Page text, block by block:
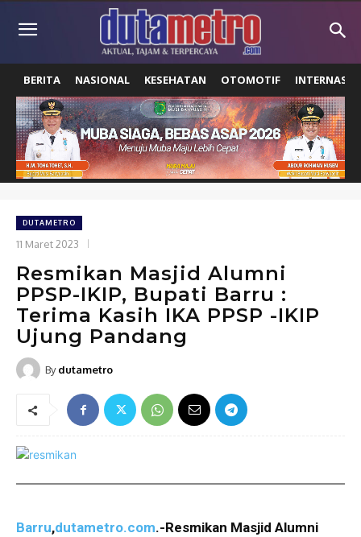
BERITA NASIONAL KESEHATAN OTOMOTIF
DUTAMETRO
11 Maret 2023
Resmikan Masjid Alumni
PPSP-IKIP, Bupati Barru :
Terima Kasih IKA PPSP -IKIP
Ujung Pandang
By dutametro
Barru,dutametro.com.-Resmikan Masjid Alumni